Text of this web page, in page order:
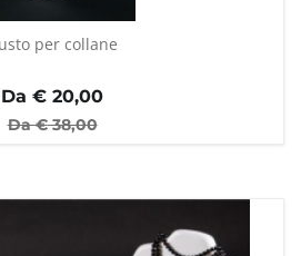
per collane
Da € 20,00
Da €38,00